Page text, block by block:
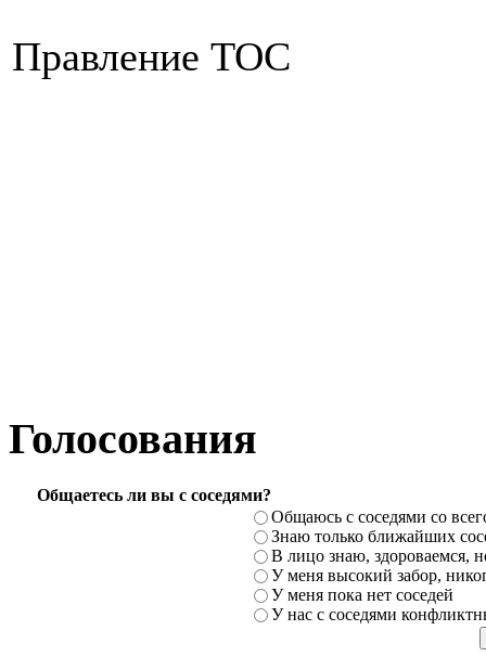
Правление ТОС
Голосования
Общаетесь ли вы с соседями?
Общаюсь с соседями со
Знаю только ближайших
В лицо знаю, здороваемся,
У меня высокий забор,
У меня пока нет соседей
У нас с соседями